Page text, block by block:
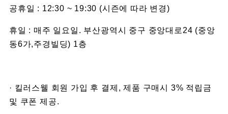
공휴일 : 12:30 ~ 19:30 (시즌에 따라 변경)
휴일 : 매주 일요일. 부산광역시 중구 중앙대로24 (중앙
동6가,주경빌딩) 1층
· 킬러스웰 회원 가입 후 결제, 제품 구매시 3% 적립금
및 쿠폰 제공.